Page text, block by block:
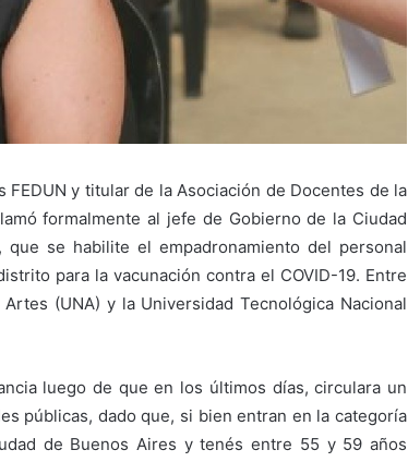
y titular de la Asociación de Docentes de la
formalmente al jefe de Gobierno de la Ciudad
se habilite el empadronamiento del personal
para la vacunación contra el COVID-19. Entre
(UNA) y la Universidad Tecnológica Nacional
luego de que en los últimos días, circulara un
públicas, dado que, si bien entran en la categoría
de Buenos Aires y tenés entre 55 y 59 años